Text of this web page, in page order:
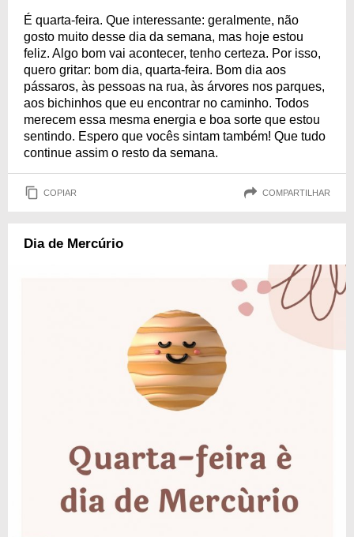
É quarta-feira. Que interessante: geralmente, não
gosto muito desse dia da semana, mas hoje estou
feliz. Algo bom vai acontecer, tenho certeza. Por isso,
quero gritar: bom dia, quarta-feira. Bom dia aos
pássaros, às pessoas na rua, às árvores nos parques,
aos bichinhos que eu encontrar no caminho. Todos
merecem essa mesma energia e boa sorte que estou
sentindo. Espero que vocês sintam também! Que tudo
continue assim o resto da semana.
COPIAR COMPARTILHAR
Dia de Mercúrio